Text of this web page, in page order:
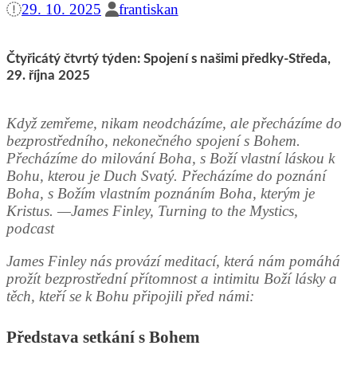
29. 10. 2025 frantiskan
Čtyřicátý čtvrtý týden: Spojení s našimi předky-Středa,
29. října 2025
Když zemřeme, nikam neodcházíme, ale přecházíme do
bezprostředního, nekonečného spojení s Bohem.
Přecházíme do milování Boha, s Boží vlastní láskou k
Bohu, kterou je Duch Svatý. Přecházíme do poznání
Boha, s Božím vlastním poznáním Boha, kterým je
Kristus. —James Finley, Turning to the Mystics,
podcast
James Finley nás provází meditací, která nám pomáhá
prožít bezprostřední přítomnost a intimitu Boží lásky a
těch, kteří se k Bohu připojili před námi:
Představa setkání s Bohem